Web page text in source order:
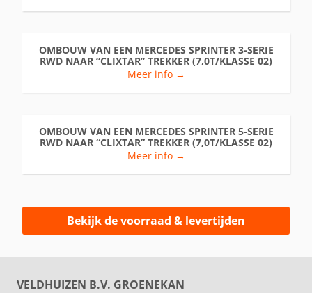
OMBOUW VAN EEN MERCEDES SPRINTER 3-SERIE
RWD NAAR “CLIXTAR” TREKKER (7,0T/KLASSE 02)
Meer info →
OMBOUW VAN EEN MERCEDES SPRINTER 5-SERIE
RWD NAAR “CLIXTAR” TREKKER (7,0T/KLASSE 02)
Meer info →
Bekijk de voorraad & levertijden
VELDHUIZEN B.V. GROENEKAN